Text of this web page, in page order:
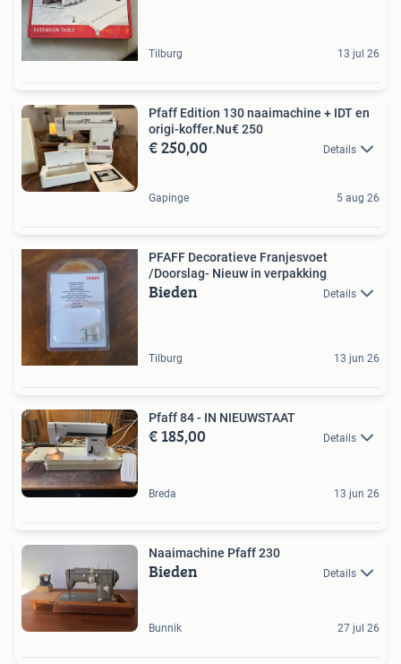
Tilburg 13 jul 26
Pfaff Edition 130 naaimachine + IDT en
origi-koffer.Nu€ 250
€ 250,00 Details
Gapinge 5 aug 26
PFAFF Decoratieve Franjesvoet
/Doorslag- Nieuw in verpakking
Bieden Details
Tilburg 13 jun 26
Pfaff 84 - IN NIEUWSTAAT
€ 185,00 Details
Breda 13 jun 26
Naaimachine Pfaff 230
Bieden Details
Bunnik 27 jul 26